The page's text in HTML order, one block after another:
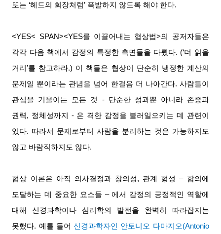
또는 ‘헤드의 회장처럼’ 폭발하지 않도록 해야 한다.
<YES< SPAN><YES를 이끌어내는 협상법>의 공저자들은
각각 다음 책에서 감정의 특정한 측면들을 다뤘다. (‘더 읽을
거리’를 참고하라.) 이 책들은 협상이 단순히 냉정한 계산의
문제일 뿐이라는 관념을 넘어 한걸음 더 나아간다. 사람들이
관심을 기울이는 모든 것
- 단순한 성과뿐 아니라 존중과
권력, 정체성까지 - 은 격한 감정을 불러일으키는 데 관련이
있다. 따라서 문제로부터 사람을 분리하는 것은 가능하지도
않고 바람직하지도 않다.
협상 이론은 아직 의사결정과 창의성, 관계 형성 – 합의에
도달하는 데 중요한 요소들 – 에서 감정의 긍정적인 역할에
대해 신경과학이나 심리학의 발전을 완벽히 따라잡지는
못했다. 예를 들어 신경과학자인 안토니오 다마지오(Antonio